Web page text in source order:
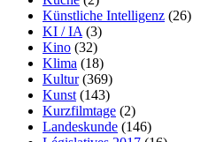
Künstliche Intelligenz (26)
KI / IA (3)
Kino (32)
Klima (18)
Kultur(369)
Kunst (143)
Kurzfilmtage (2)
Landeskunde (146)